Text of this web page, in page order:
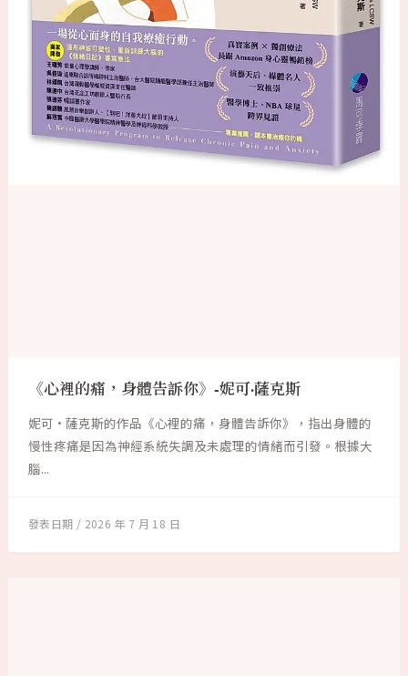
《心裡的痛，身體告訴你》-妮可·薩克斯
妮可·薩克斯的作品《心裡的痛，身體告訴你》，指出身體的
慢性疼痛是因為神經系統失調及未處理的情緒而引發。根據大
腦...
2026 年 7 月 18 日